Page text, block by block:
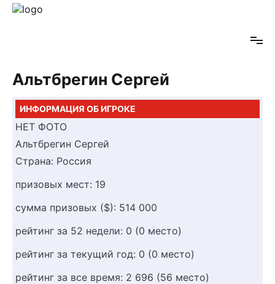
Перейти
Альтбрегин Сергей
ИНФОРМАЦИЯ ОБ ИГРОКЕ
НЕТ ФОТО
Альтбрегин Сергей
Страна: Россия
призовых мест: 19
сумма призовых ($): 514 000
рейтинг за 52 недели: 0 (0 место)
рейтинг за текущий год: 0 (0 место)
рейтинг за все время: 2 696 (56 место)